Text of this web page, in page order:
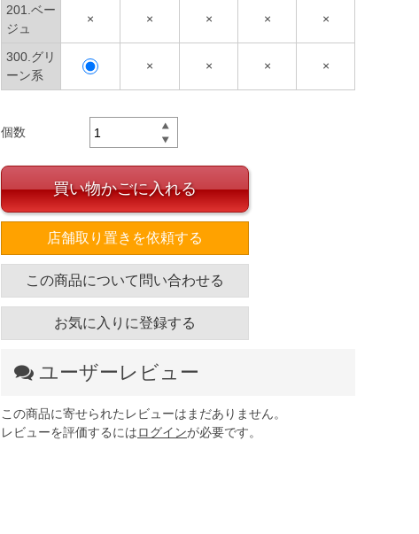
201.ベー
ジュ
× × × × ×
300.グリ
ーン系
× × × ×
個数
買い物かごに入れる
店舗取り置きを依頼する
この商品について問い合わせる
お気に入りに登録する
ユーザーレビュー
この商品に寄せられたレビューはまだありません。
レビューを評価するにはログインが必要です。